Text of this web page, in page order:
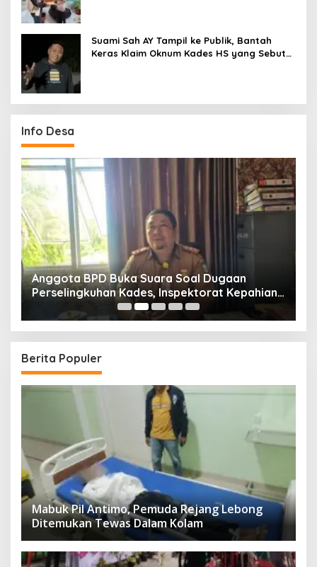
Suami Sah AY Tampil ke Publik, Bantah
Keras Klaim Oknum Kades HS yang Sebut
Info Desa
Anggota BPD Buka Suara Soal Dugaan
Perselingkuhan Kades, Inspektorat Kepahiang
Pastikan Akan Panggil Kades Suro Muncar
Berita Populer
Mabuk Pil Antimo, Pemuda Rejang Lebong
Ditemukan Tewas Dalam Kolam